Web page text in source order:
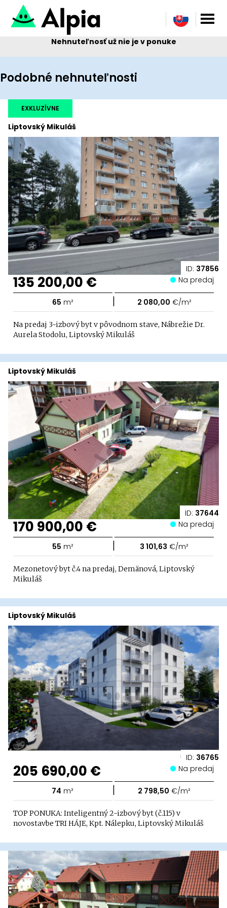
Nehnuteľnosť už nie je v ponuke
Podobné nehnuteľnosti
ID: 37856
Liptovský Mikuláš
EXKLUZÍVNE
135 200,00 € Na predaj
65 m² | 2 080,00 €/m²
Na predaj 3-izbový byt v pôvodnom stave, Nábrežie Dr.
Aurela Stodolu, Liptovský Mikuláš
ID: 37644
Liptovský Mikuláš
170 900,00 € Na predaj
55 m² | 3 101,63 €/m²
Mezonetový byt č.4 na predaj, Demänová, Liptovský
Mikuláš
ID: 36765
Liptovský Mikuláš
205 690,00 € Na predaj
74 m² | 2 798,50 €/m²
TOP PONUKA: Inteligentný 2-izbový byt (č.115) v
novostavbe TRI HÁJE, Kpt. Nálepku, Liptovský Mikuláš